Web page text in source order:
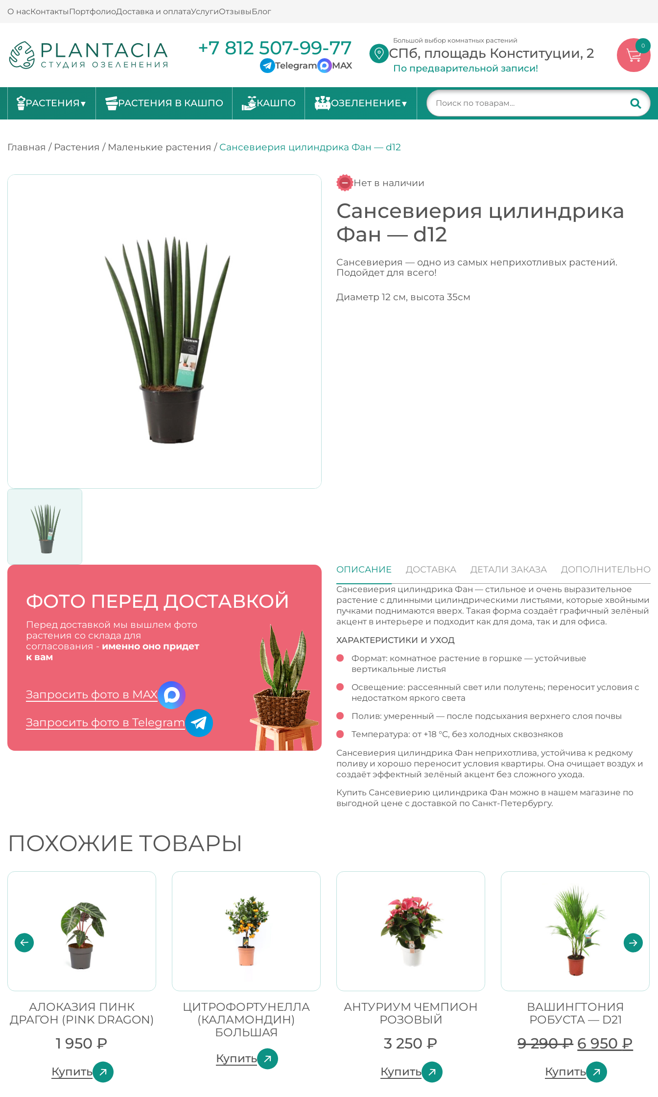
О насКонтакты ПортфолиоДоставка и оплатаУслугиОтзывы Блог
+7 812 507-99-77
Telegram MAX
Большой выбор комнатных растений
СПб, площадь Конституции, 2
По предварительной записи!
0
РАСТЕНИЯ РАСТЕНИЯ В КАШПО КАШПО ОЗЕЛЕНЕНИЕ
Главная / Растения / Маленькие растения / Сансевиерия цилиндрика Фан — d12
Нет в наличии
Сансевиерия цилиндрика
Фан — d12
Сансевиерия — одно из самых неприхотливых растений.
Подойдет для всего!
Диаметр 12 см, высота 35см
ФОТО ПЕРЕД ДОСТАВКОЙ
Перед доставкой мы вышлем фото
растения со склада для
согласования - именно оно придет
к вам
Запросить фото в MAX
Запросить фото в Telegram
ОПИСАНИЕ ДОСТАВКА ДЕТАЛИ ЗАКАЗА ДОПОЛНИТЕЛЬНО
Сансевиерия цилиндрика Фан — стильное и очень выразительное
растение с длинными цилиндрическими листьями, которые хвойными
пучками поднимаются вверх. Такая форма создаёт графичный зелёный
акцент в интерьере и подходит как для дома, так и для офиса.
ХАРАКТЕРИСТИКИ И УХОД
Формат: комнатное растение в горшке — устойчивые
вертикальные листья
Освещение: рассеянный свет или полутень; переносит условия с
недостатком яркого света
Полив: умеренный — после подсыхания верхнего слоя почвы
Температура: от +18 °C, без холодных сквозняков
Сансевиерия цилиндрика Фан неприхотлива, устойчива к редкому
поливу и хорошо переносит условия квартиры. Она очищает воздух и
создаёт эффектный зелёный акцент без сложного ухода.
Купить Сансевиерию цилиндрика Фан можно в нашем магазине по
выгодной цене с доставкой по Санкт-Петербургу.
ПОХОЖИЕ ТОВАРЫ
АЛОКАЗИЯ ПИНК
ДРАГОН (PINK DRAGON)
1 950 ₽
Купить
ЦИТРОФОРТУНЕЛЛА
(КАЛАМОНДИН)
БОЛЬШАЯ
Купить
АНТУРИУМ ЧЕМПИОН
РОЗОВЫЙ
3 250 ₽
Купить
ВАШИНГТОНИЯ
РОБУСТА — D21
9 290₽ 6 950 ₽
Купить